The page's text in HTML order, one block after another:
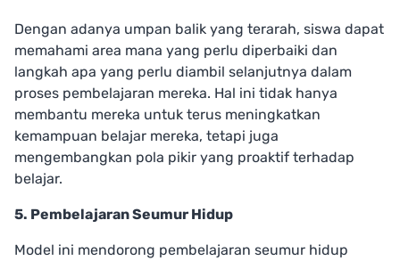
Dengan adanya umpan balik yang terarah, siswa dapat
memahami area mana yang perlu diperbaiki dan
langkah apa yang perlu diambil selanjutnya dalam
proses pembelajaran mereka. Hal ini tidak hanya
membantu mereka untuk terus meningkatkan
kemampuan belajar mereka, tetapi juga
mengembangkan pola pikir yang proaktif terhadap
belajar.
5. Pembelajaran Seumur Hidup
Model ini mendorong pembelajaran seumur hidup